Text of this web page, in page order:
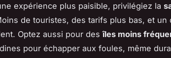
expérience plus paisible, privilégiez la
de touristes, des tarifs plus bas, et un
Optez aussi pour desîles moins
pour échapper aux foules, même